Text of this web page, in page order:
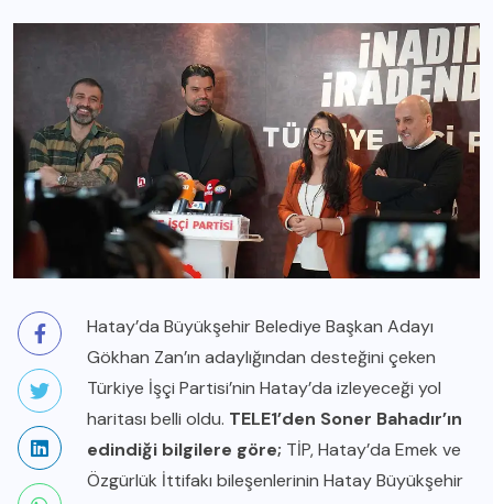
Hatay’da Büyükşehir Belediye Başkan Adayı
Gökhan Zan’ın adaylığından desteğini çeken
Türkiye İşçi Partisi’nin Hatay’da izleyeceği yol
haritası belli oldu. TELE1’den Soner Bahadır’ın
edindiği bilgilere göre; TİP, Hatay’da Emek ve
Özgürlük İttifakı bileşenlerinin Hatay Büyükşehir